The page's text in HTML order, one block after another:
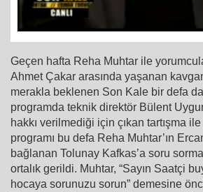
Geçen hafta Reha Muhtar ile
Ahmet Çakar arasında yaşanan
merakla beklenen Son Kale bir defa
programda teknik direktör Bülent
hakkı verilmediği için çıkan tartışma
programı bu defa Reha Muhtar’ın
bağlanan Tolunay Kafkas’a soru
ortalık gerildi. Muhtar, “Sayın Saatçi
hocaya sorunuzu sorun” demesine